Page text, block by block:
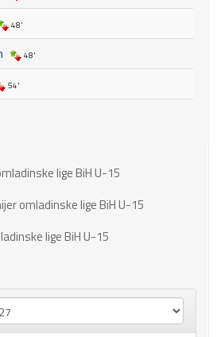
48'
48'
54'
lige BiH U-15
omladinske lige BiH U-15
lige BiH U-15